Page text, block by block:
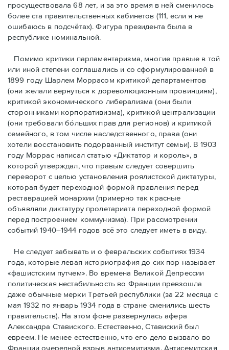
просуществовала 68 лет, и за это время в ней сменилось
более ста правительственных кабинетов (111, если я не
ошибаюсь в подсчётах). Фигура президента была в
республике номинальной.
Помимо критики парламентаризма, многие правые в той
или иной степени соглашались и со сформулированной в
1899 году Шарлем Моррасом критикой департаментов
(они желали вернуться к дореволюционным провинциям),
критикой экономического либерализма (они были
сторонниками корпоративизма), критикой централизации
(они требовали бóльших прав для регионов) и критикой
семейного, в том числе наследственного, права (они
хотели восстановить подорванный институт семьи). В 1903
году Моррас написал статью «Диктатор и король», в
которой утверждал, что правым следует совершить
переворот с целью установления роялистской диктатуры,
которая будет переходной формой правления перед
реставрацией монархии (примерно так красные
объявляли диктатуру пролетариата переходной формой
перед построением коммунизма). При рассмотрении
событий 1940–1944 годов всё это следует иметь в виду.
Не следует забывать и о февральских событиях 1934
года, которые левая историография до сих пор называет
«фашистским путчем». Во времена Великой Депрессии
политическая нестабильность во Франции превзошла
даже обычные мерки Третьей республики (за 22 месяца с
мая 1932 по январь 1934 года в стране сменились шесть
правительств). На этом фоне развернулась афера
Александра Ставиского. Естественно, Ставиский был
евреем. Не менее естественно, что его дело вызвало во
Франции очередной взрыв антисемитизма. Антисемитская